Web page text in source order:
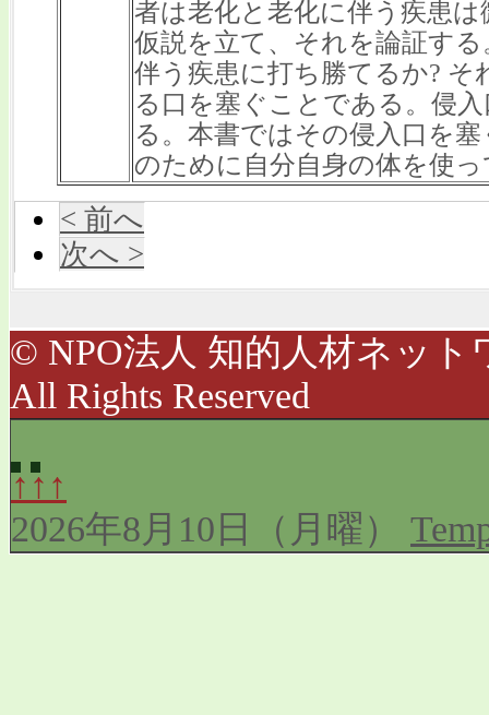
者は老化と老化に伴う疾患
仮説を立て、それを論証す
伴う疾患に打ち勝てるか? そ
る口を塞ぐことである。侵
る。本書ではその侵入口を
のために自分自身の体を使
< 前へ
次へ >
© NPO法人 知的人材ネット
All Rights Reserved
↑↑↑
2026年8月10日（月曜）